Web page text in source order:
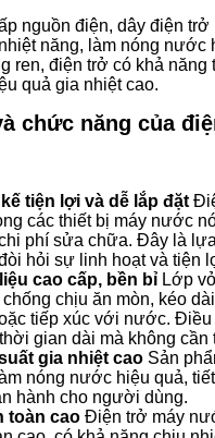
nguồn điện, dây điện
năng, làm nóng nước
ren, điện trở có khả
quả gia nhiệt cao.
chức năng của
tiện lợi và dễ lắp đặt
các thiết bị máy nước
phí sửa chữa. Đây là
hỏi sự linh hoạt và tiện
cao cấp, bền bỉ Lớp
chống chịu ăn mòn, kéo
tiếp xúc với nước. Điều
gian dài mà không
gia nhiệt cao Sản
nóng nước hiệu quả,
hành cho người dùng.
toàn cao Điện trở máy